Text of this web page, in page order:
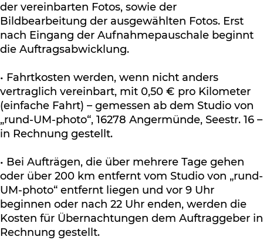
der vereinbarten Fotos, sowie der
Bildbearbeitung der ausgewählten Fotos. Erst
nach Eingang der Aufnahmepauschale beginnt
die Auftragsabwicklung.
• Fahrtkosten werden, wenn nicht anders
vertraglich vereinbart, mit 0,50 € pro Kilometer
(einfache Fahrt) – gemessen ab dem Studio von
„rund-UM-photo“, 16278 Angermünde, Seestr. 16 –
in Rechnung gestellt.
• Bei Aufträgen, die über mehrere Tage gehen
oder über 200 km entfernt vom Studio von „rund-
UM-photo“ entfernt liegen und vor 9 Uhr
beginnen oder nach 22 Uhr enden, werden die
Kosten für Übernachtungen dem Auftraggeber in
Rechnung gestellt.